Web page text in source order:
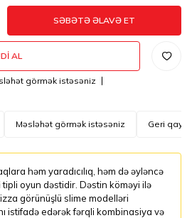
SƏBƏTƏ ƏLAVƏ ET
AL
görmək istəsəniz
Məsləhət görmək istəsəniz Geri
həm yaradıcılıq, həm də əyləncə
tipli oyun dəstidir. Dəstin köməyi ilə
görünüşlü slime modelləri
istifadə edərək fərqli kombinasiya və